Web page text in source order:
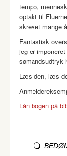
tempo,
optakt til
skrevet mange
Fantastisk
jeg er
sømandsudtryk
Læs den, læs
Lån bogen på